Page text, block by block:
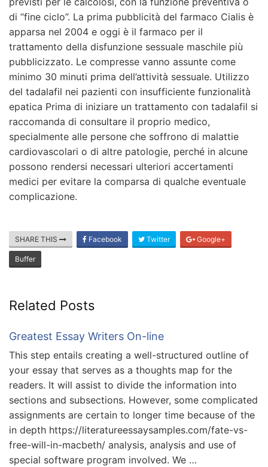
di “fine ciclo”. La prima pubblicità del farmaco Cialis è
apparsa nel 2004 e oggi è il farmaco per il
trattamento della disfunzione sessuale maschile più
pubblicizzato. Le compresse vanno assunte come
minimo 30 minuti prima dell’attività sessuale. Utilizzo
del tadalafil nei pazienti con insufficiente funzionalità
epatica Prima di iniziare un trattamento con tadalafil si
raccomanda di consultare il proprio medico,
specialmente alle persone che soffrono di malattie
cardiovascolari o di altre patologie, perché in alcune
possono rendersi necessari ulteriori accertamenti
medici per evitare la comparsa di qualche eventuale
complicazione.
SHARE THIS Facebook Twitter Google+
Buffer
Related Posts
Greatest Essay Writers On-line
This step entails creating a well-structured outline of
your essay that serves as a thoughts map for the
readers. It will assist to divide the information into
sections and subsections. However, some complicated
assignments are certain to longer time because of the
in depth https://literatureessaysamples.com/fate-vs-
free-will-in-macbeth/ analysis, analysis and use of
special software program involved. We …